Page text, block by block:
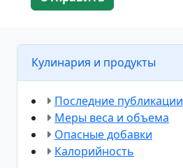
Кулинария и продукты
Последние публикации
Меры веса и объема
Опасные добавки
Калорийность